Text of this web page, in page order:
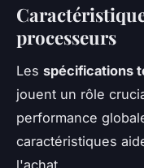
processeurs
Les spécifications
jouent un rôle
performance
caractéristiques
l'achat.